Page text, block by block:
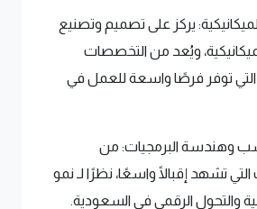
يركز على تصميم وتصنيع
ويُعد من التخصصات
توفر فرصًا واسعة للعمل في
وهندسة البرمجيات: من
تشهد إقبالًا واسعًا، نظرًا لـ نمو
والتحول الرقمي في السعودية.